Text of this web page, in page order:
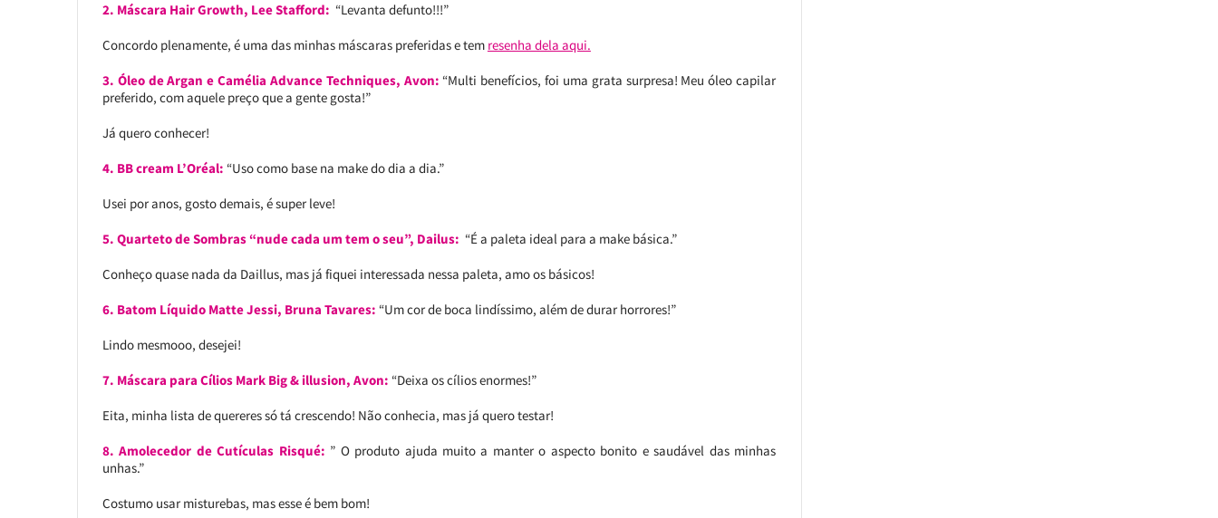
2. Máscara Hair Growth, Lee Stafford: “Levanta defunto!!!”
Concordo plenamente, é uma das minhas máscaras preferidas e tem resenha dela aqui.
3. Óleo de Argan e Camélia Advance Techniques, Avon: “Multi benefícios, foi uma grata surpresa! Meu óleo capilar
preferido, com aquele preço que a gente gosta!”
Já quero conhecer!
4. BB cream L’Oréal: “Uso como base na make do dia a dia.”
Usei por anos, gosto demais, é super leve!
5. Quarteto de Sombras “nude cada um tem o seu”, Dailus: “É a paleta ideal para a make básica.”
Conheço quase nada da Daillus, mas já fiquei interessada nessa paleta, amo os básicos!
6. Batom Líquido Matte Jessi, Bruna Tavares: “Um cor de boca lindíssimo, além de durar horrores!”
Lindo mesmooo, desejei!
7. Máscara para Cílios Mark Big & illusion, Avon: “Deixa os cílios enormes!”
Eita, minha lista de quereres só tá crescendo! Não conhecia, mas já quero testar!
8. Amolecedor de Cutículas Risqué: ” O produto ajuda muito a manter o aspecto bonito e saudável das minhas
unhas.”
Costumo usar misturebas, mas esse é bem bom!